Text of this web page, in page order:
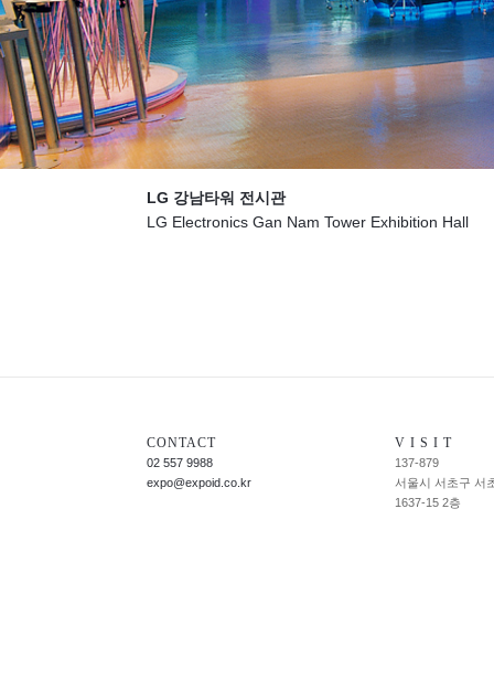
LG 강남타워 전시관
LG Electronics Gan Nam Tower Exhibition Hall
CONTACT
02 557 9988
expo@expoid.co.kr
V I S I T
137-879
서울시 서초구 서
1637-15 2층